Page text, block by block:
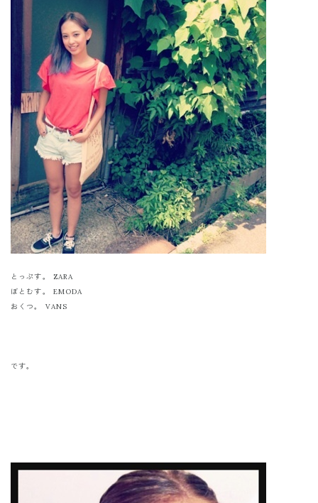
とっぷす。 ZARA
ぼとむす。 EMODA
おくつ。 VANS
です。